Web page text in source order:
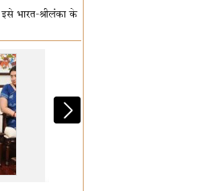
इसे भारत-श्रीलंका के